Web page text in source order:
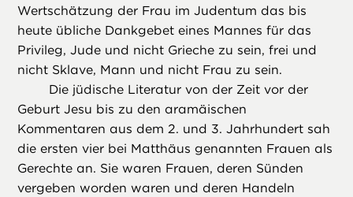
Wertschätzung der Frau im Judentum das bis
heute übliche Dankgebet eines Mannes für das
Privileg, Jude und nicht Grieche zu sein, frei und
nicht Sklave, Mann und nicht Frau zu sein.
Die jüdische Literatur von der Zeit vor der
Geburt Jesu bis zu den aramäischen
Kommentaren aus dem 2. und 3. Jahrhundert sah
die ersten vier bei Matthäus genannten Frauen als
Gerechte an. Sie waren Frauen, deren Sünden
vergeben worden waren und deren Handeln